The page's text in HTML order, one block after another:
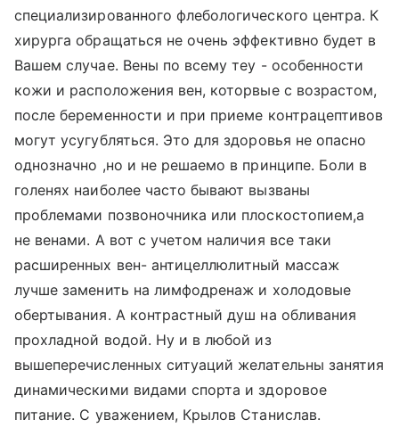
специализированного флебологического центра. К
хирурга обращаться не очень эффективно будет в
Вашем случае. Вены по всему теу - особенности
кожи и расположения вен, которвые с возрастом,
после беременности и при приеме контрацептивов
могут усугубляться. Это для здоровья не опасно
однозначно ,но и не решаемо в принципе. Боли в
голенях наиболее часто бывают вызваны
проблемами позвоночника или плоскостопием,а
не венами. А вот с учетом наличия все таки
расширенных вен- антицеллюлитный массаж
лучше заменить на лимфодренаж и холодовые
обертывания. А контрастный душ на обливания
прохладной водой. Ну и в любой из
вышеперечисленных ситуаций желательны занятия
динамическими видами спорта и здоровое
питание. С уважением, Крылов Станислав.